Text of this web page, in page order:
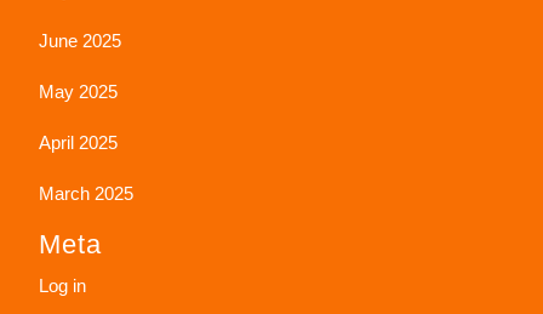
June 2025
May 2025
April 2025
March 2025
Meta
Log in